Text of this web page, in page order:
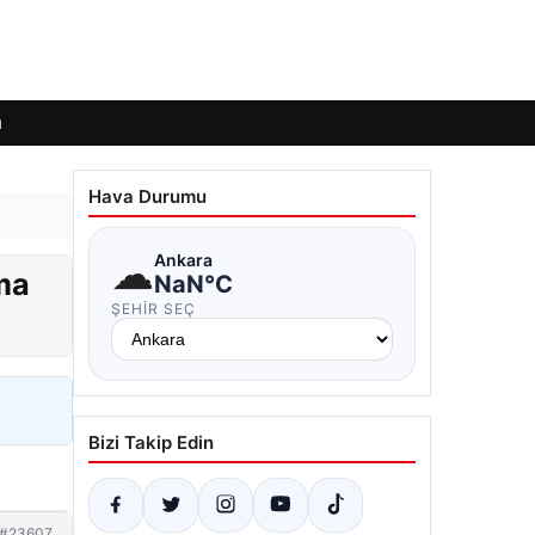
Hava Durumu
☁Ankara
NaN°C
ŞEHIR SEÇ
Bizi Takip Edin